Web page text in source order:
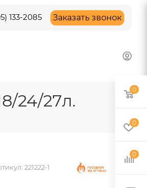
133-2085 Заказать звонок
24/27л.
221222-1
0
0
0